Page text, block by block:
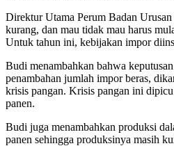
Direktur Utama Perum Badan
kurang, dan mau tidak mau harus
Untuk tahun ini, kebijakan impor
Budi menambahkan bahwa
penambahan jumlah impor beras,
krisis pangan. Krisis pangan ini
panen.
Budi juga menambahkan produksi
panen sehingga produksinya masih